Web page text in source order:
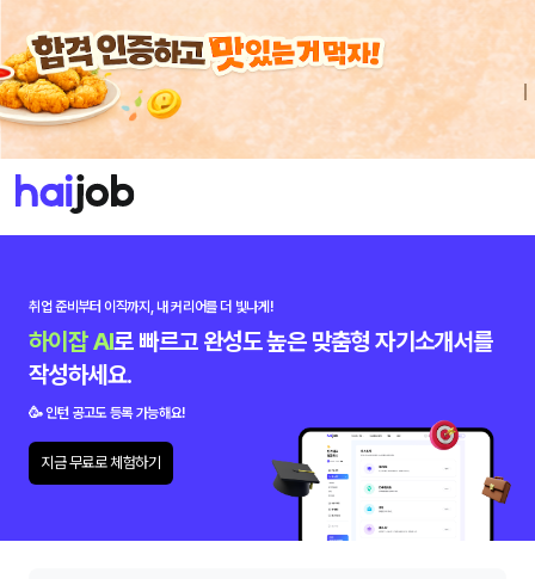
취업 준비부터 이직까지,내 커리어를 더 빛나게!
하이잡 AI로 빠르고 완성도 높은 맞춤형 자기소개서를
작성하세요.
🥳 인턴 공고도 등록 가능해요!
지금 무료로 체험하기